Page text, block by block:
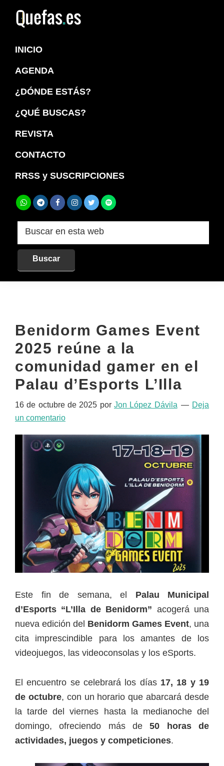
navegación
principal
principal
INICIO
AGENDA
¿DÓNDE ESTÁS?
¿QUÉ BUSCAS?
REVISTA
CONTACTO
RRSS y SUSCRIPCIONES
Buscar
web
Benidorm Games Event
2025 reúne a la
comunidad gamer en el
Palau d’Esports L’Illa
16 de octubre de 2025 porJon López Dávila
Deja
un comentario
Este fin de semana, el Palau Municipal
d’Esports “L’Illa de Benidorm” acogerá una
nueva edición del Benidorm Games Event, una
cita imprescindible para los amantes de los
videojuegos, las videoconsolas y los eSports.
El encuentro se celebrará los días 17, 18 y 19
de octubre, con un horario que abarcará desde
la tarde del viernes hasta la medianoche del
domingo, ofreciendo más de50 horas de
actividades, juegos y competiciones.